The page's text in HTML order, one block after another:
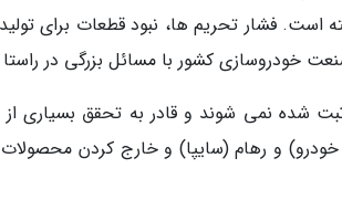
فشار تحریم ها، نبود قطعات برای
کشور با مسائل بزرگی در راستا
شده نمی شوند و قادر به تحقق بسیاری از
و رهام (سایپا) و خارج کردن